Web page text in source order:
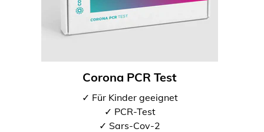
Corona PCR Test
✓ Für Kinder geeignet
✓ PCR-Test
✓ Sars-Cov-2